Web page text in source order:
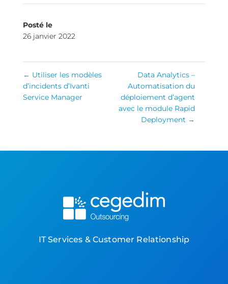
Posté le
26 janvier 2022
← Utiliser les modèles
d’incidents d’Ivanti
Service Manager
Data Analytics –
Automatisation du
déploiement d’agent
avec le module Rapid
Deployment →
IT Services & Customer Relationship